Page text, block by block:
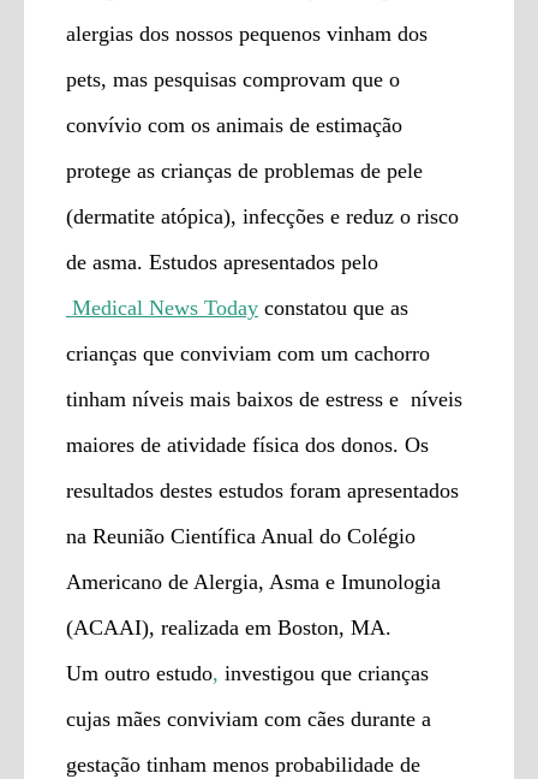
alergias dos nossos pequenos vinham dos
pets, mas pesquisas comprovam que o
convívio com os animais de estimação
protege as crianças de problemas de pele
(dermatite atópica), infecções e reduz o risco
de asma. Estudos apresentados pelo
Medical News Today constatou que as
crianças que conviviam com um cachorro
tinham níveis mais baixos de estress e níveis
maiores de atividade física dos donos. Os
resultados destes estudos foram apresentados
na Reunião Científica Anual do Colégio
Americano de Alergia, Asma e Imunologia
(ACAAI), realizada em Boston, MA.
Um outro estudo, investigou que crianças
cujas mães conviviam com cães durante a
gestação tinham menos probabilidade de